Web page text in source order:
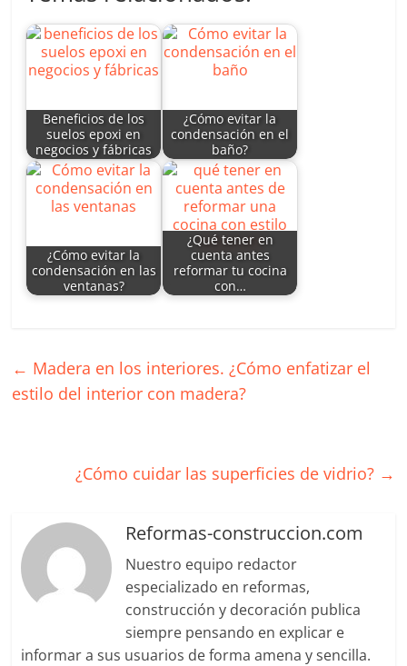
s
A
p
p
e
dI
n
er e
b
o
k
l p
ar
tir
Beneficios de los
suelos epoxi en
negocios y fábricas
¿Cómo evitar la
condensación en el
baño?
¿Cómo evitar la
condensación en las
ventanas?
¿Qué tener en
cuenta antes
reformar tu cocina
con…
← Madera en los interiores. ¿Cómo enfatizar el
estilo del interior con madera?
¿Cómo cuidar las superficies de vidrio? →
Reformas-construccion.com
Nuestro equipo redactor
especializado en reformas,
construcción y decoración publica
siempre pensando en explicar e
informar a sus usuarios de forma amena y sencilla.